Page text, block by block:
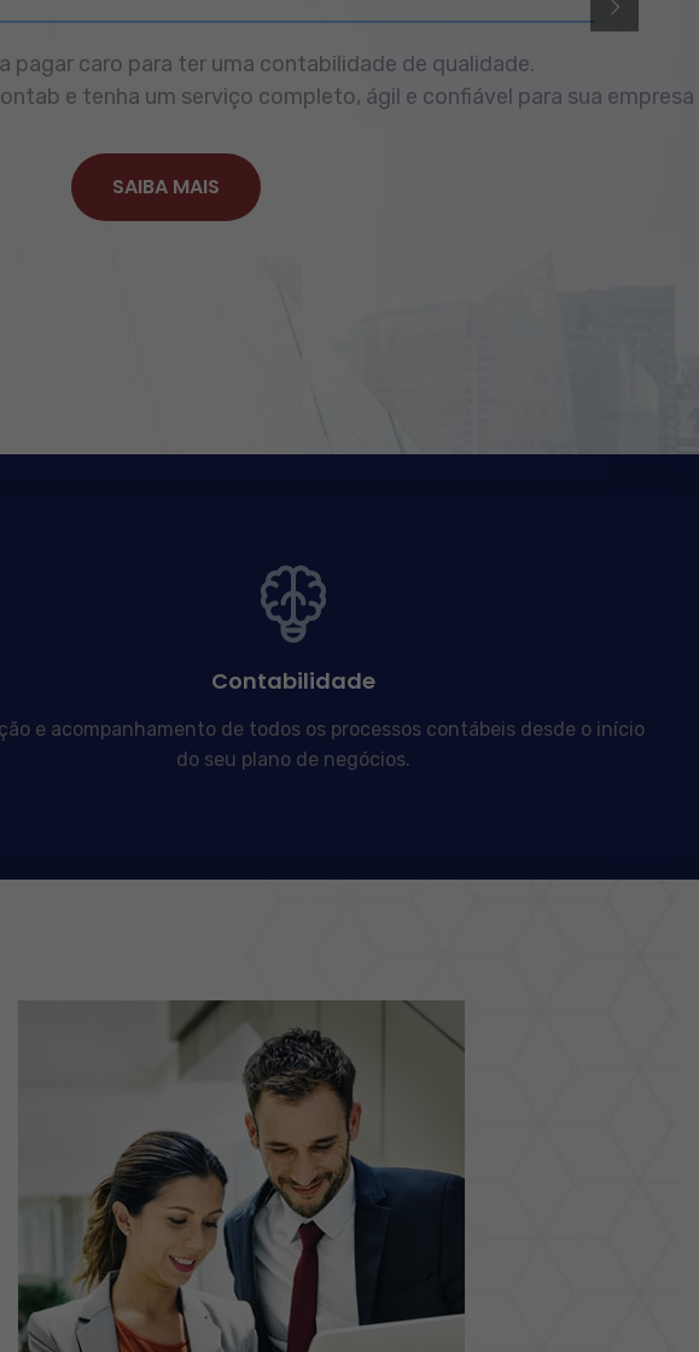
pagar caro para ter uma contabilidade de qualidade.
e tenha um serviço completo, ágil e confiável para sua empresa
SAIBA MAIS
Contabilidade
e acompanhamento de todos os processos contábeis desde o início
do seu plano de negócios.